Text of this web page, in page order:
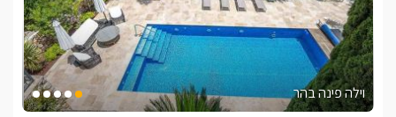
וילה פינה בהר